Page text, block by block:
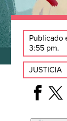
Publicado
3:55 pm.
JUSTICIA